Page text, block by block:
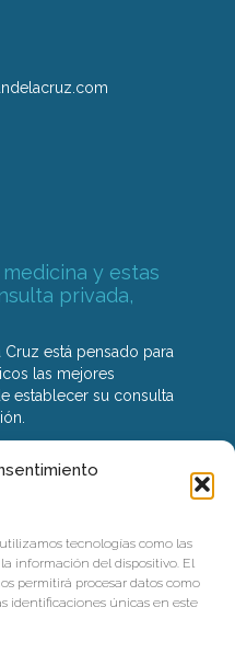
tecnologías como las
información del dispositivo. El
permitirá procesar datos como
identificaciones únicas en este
y estas
privada,
Cruz está pensado para
las mejores
establecer su consulta